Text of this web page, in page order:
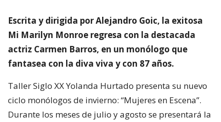
Escrita y dirigida por Alejandro Goic, la exitosa
Mi Marilyn Monroe regresa con la destacada
actriz Carmen Barros, en un monólogo que
fantasea con la diva viva y con 87 años.
Taller Siglo XX Yolanda Hurtado presenta su nuevo
ciclo monólogos de invierno: “Mujeres en Escena”.
Durante los meses de julio y agosto se presentará la